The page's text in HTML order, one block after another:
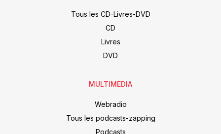
Tous les CD-Livres-DVD
CD
Livres
DVD
MULTIMEDIA
Webradio
Tous les podcasts-zapping
Podcasts